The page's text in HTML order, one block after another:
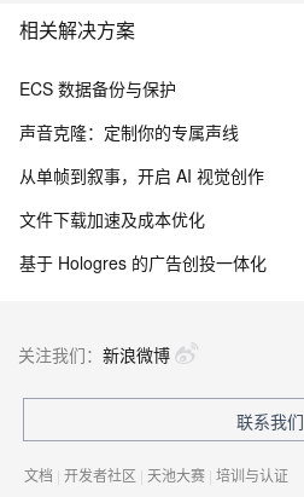
相关解决方案
ECS 数据备份与保护
声音克隆：定制你的专属声线
从单帧到叙事，开启 AI 视觉创作
文件下载加速及成本优化
基于 Hologres 的广告创投一体化
关注我们： 新浪微博
联系我们
文档 | 开发者社区 | 天池大赛 | 培训与认证